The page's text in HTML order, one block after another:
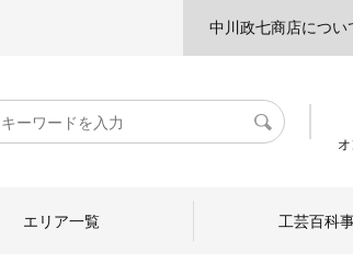
中川政七商店につい
検
エリア一覧 工芸百科